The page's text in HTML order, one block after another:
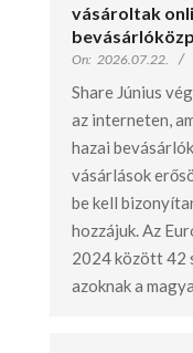
vásároltak
On: 2026.07.22.
Share Június
az interneten,
hazai
vásárlások
be kell
hozzájuk. Az
2024 között 42
azoknak a